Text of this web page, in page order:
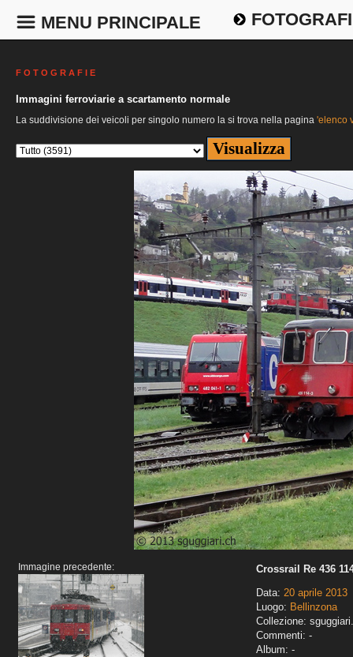
MENU PRINCIPALE
F O T O G R A F I E
Immagini ferroviarie a scartamento normale
La suddivisione dei veicoli per singolo numero la si trova nella pagina 'elenco
Immagine precedente:
Crossrail Re 436
Data: 20 aprile 2013
Luogo: Bellinzona
Collezione:
Commenti: -
Album: -